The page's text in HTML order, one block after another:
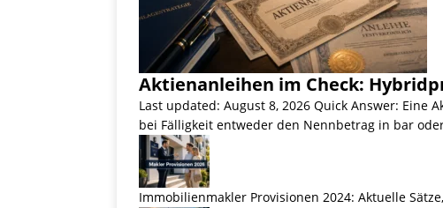
Aktienanleihen im Check:
Last updated: August 8, 2026 Quick Answer:
bei Fälligkeit entweder den Nennbetrag in bar
Immobilienmakler Provisionen 2024: Aktuelle